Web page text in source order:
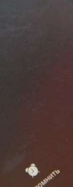
стартует
пройдёт
народов